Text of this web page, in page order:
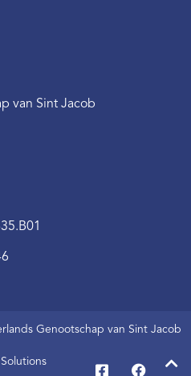
van Sint Jacob
Genootschap van Sint Jacob